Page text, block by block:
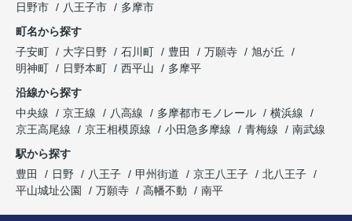
日野市
八王子市
多摩市
町名から探す
子安町
大字日野 石川町 豊田 万願寺
旭が丘
明神町
日野本町 西平山
多摩平
沿線から探す
中央線
京王線 八高線 多摩都市モノレール
横浜線
京王高尾線
京王相模原線 小田急多摩線 青梅線
南武線
駅から探す
豊田
日野 八王子 甲州街道 京王八王子
北八王子
平山城址公園
万願寺 高幡不動 南平